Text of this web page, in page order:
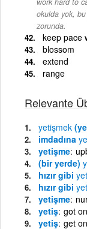
okulda yok, bu
zorunda.
keep pace
blossom
extend
range
Relevante
yetişmek
imdadına
yetişme
(bir yerde)
hızır gibi
hızır gibi
yetişme
yetiş got
yetiş get